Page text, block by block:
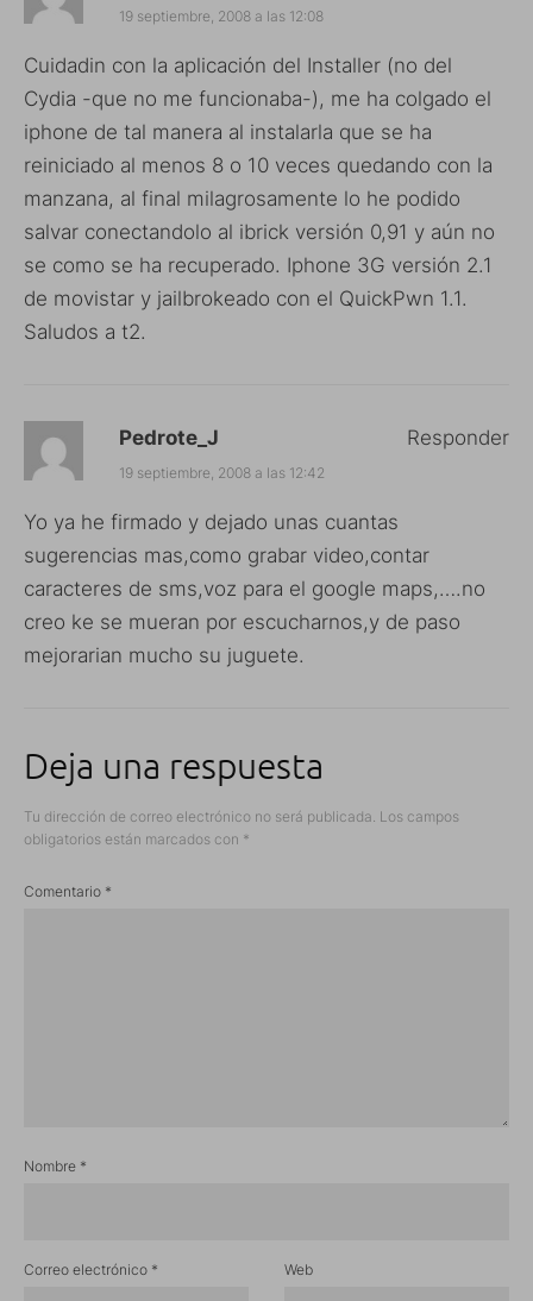
19 septiembre, 2008 a las 12:08
Cuidadin con la aplicación del Installer (no del
Cydia -que no me funcionaba-), me ha colgado el
iphone de tal manera al instalarla que se ha
reiniciado al menos 8 o 10 veces quedando con la
manzana, al final milagrosamente lo he podido
salvar conectandolo al ibrick versión 0,91 y aún no
se como se ha recuperado. Iphone 3G versión 2.1
de movistar y jailbrokeado con el QuickPwn 1.1.
Saludos a t2.
Pedrote_J
19 septiembre, 2008 a las 12:42
Yo ya he firmado y dejado unas cuantas
sugerencias mas,como grabar video,contar
caracteres de sms,voz para el google maps,….no
creo ke se mueran por escucharnos,y de paso
mejorarian mucho su juguete.
Responder
Deja una respuesta
Tu dirección de correo electrónico no será publicada. Los campos
obligatorios están marcados con *
Comentario *
Nombre *
Correo electrónico * Web